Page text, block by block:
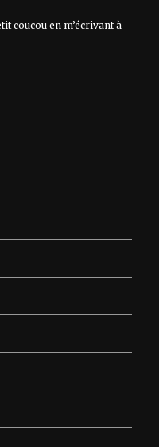
coucou en m’écrivant à